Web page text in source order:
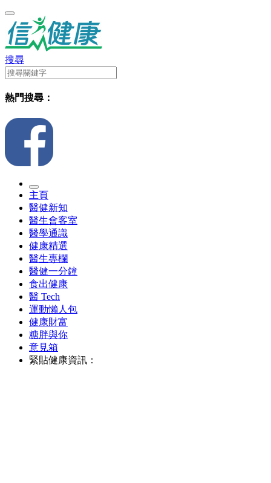
搜尋
熱門搜尋：
主頁
醫健新知
醫生會客室
醫學通識
健康精選
醫生專欄
醫健一分鐘
食出健康
醫 Tech
運動懶人包
健康財富
糖胖與你
意見箱
緊貼健康資訊：